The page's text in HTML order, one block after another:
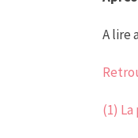
A lire
(1)